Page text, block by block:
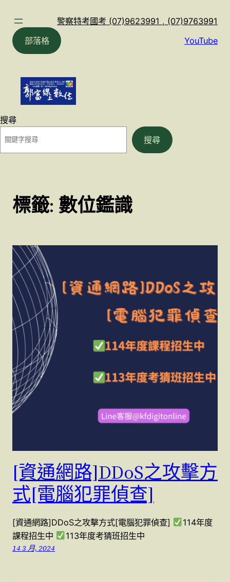
警察特考國考 (07)9623991 , (07)9763991
部落格
YouTube
搜尋
搜尋
標籤: 數位鑑識
[資通網路]DDoS之攻擊方
式[電腦犯罪偵查]
[資通網路]DDoS之攻擊方式[電腦犯罪偵查]
114年度
課程招生中
113年度考猜班招生中
14 3 月, 2024